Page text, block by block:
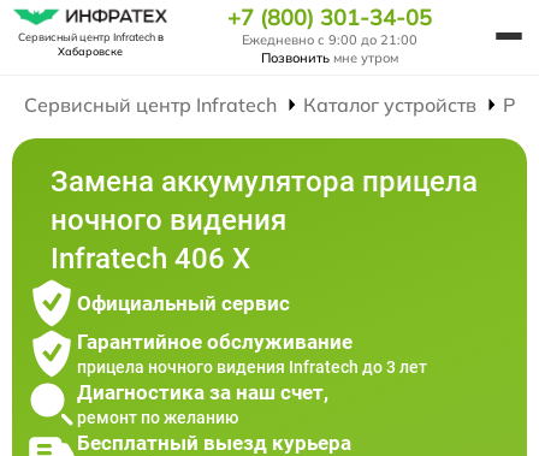
Сервисный центр Infratechв
Хабаровске
+7 (800) 301-34-05
Ежедневно с 9:00 до 21:00
Позвонить мне утром
Сервисный центр Infratech Каталог устройств
Замена аккумулятора прицела
ночного видения
Infratech 406 Х
Официальный сервис
Гарантийное обслуживание
прицела ночного видения Infratech до 3 лет
Диагностика за наш счет,
ремонт по желанию
Бесплатный выезд курьера